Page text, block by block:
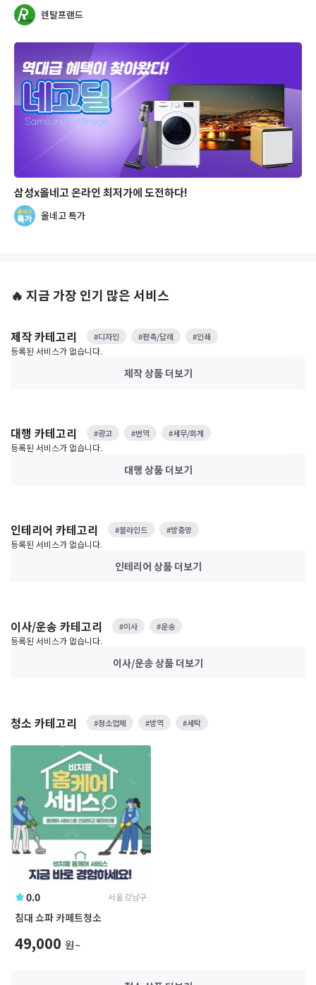
렌탈프랜드
삼성x올네고 온라인 최저가에 도전하다!
올네고 특가
🔥 지금 가장 인기 많은 서비스
제작 카테고리 #디자인 #판촉/답례 #인쇄
등록된 서비스가 없습니다.
제작 상품더보기
대행 카테고리 #광고 #번역 #세무/회계
등록된 서비스가 없습니다.
대행 상품더보기
인테리어 카테고리 #블라인드 #방충망
등록된 서비스가 없습니다.
인테리어 상품더보기
이사/운송 카테고리 #이사 #운송
등록된 서비스가 없습니다.
이사/운송 상품 더보기
청소 카테고리 #청소업체 #방역 #세탁
0.0 서울 강남구
침대 쇼파 카페트청소
49,000 원~